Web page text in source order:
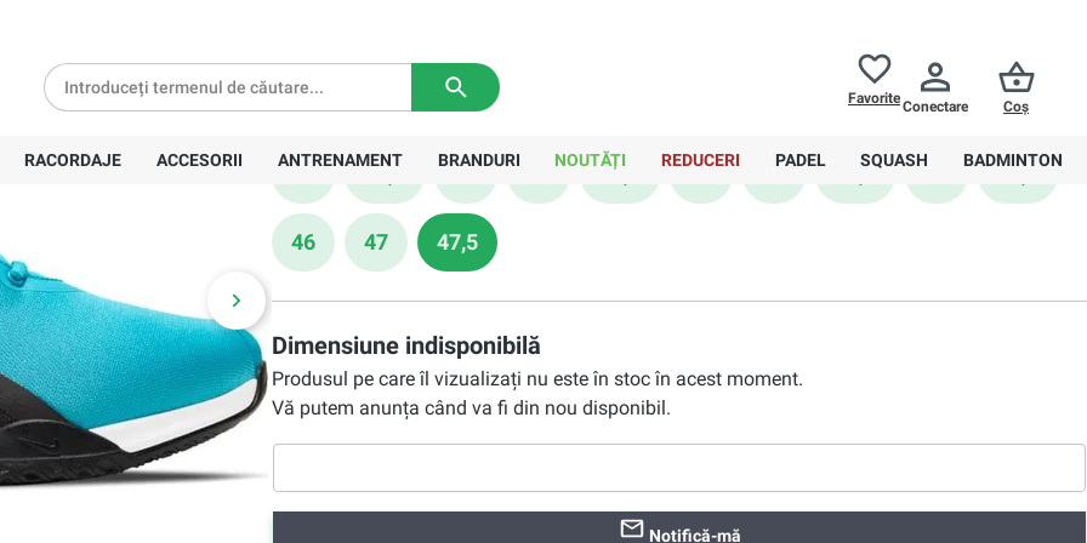
FavoriteConectare Coș
RACORDAJE ACCESORII ANTRENAMENT BRANDURI NOUTĂȚI REDUCERI PADEL SQUASH BADMINTON
Preț recomandat:476,00 Lei
40 40,5 41 42,5 43 44 44,5 45 45,5
46 47 47,5
Dimensiune indisponibilă
Produsul pe care îl vizualizați nu este în stoc în acest moment.
Vă putem anunța când va fi din nou disponibil.
Notifică-mă